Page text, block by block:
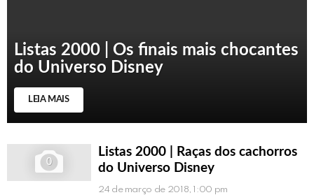
Listas 2000 | Os finais mais chocantes
do Universo Disney
LEIA MAIS
0
Listas 2000 | Raças dos cachorros
do Universo Disney
24 de março de 2018, 1:00 pm